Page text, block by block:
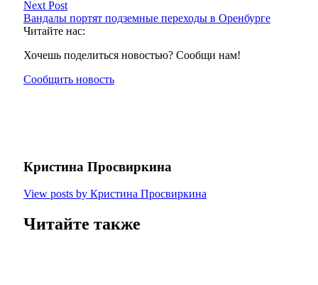
Next Post
Вандалы портят подземные переходы в Оренбурге
Читайте нас:
Хочешь поделиться новостью? Сообщи нам!
Сообщить новость
Кристина Просвиркина
View posts by Кристина Просвиркина
Читайте также